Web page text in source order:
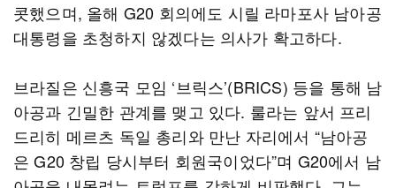
콧했으며, 올해 G20 회의에도 시릴 라마포사 남아공
대통령을 초청하지 않겠다는 의사가 확고하다.
브라질은 신흥국 모임 ‘브릭스’(BRICS) 등을 통해 남
아공과 긴밀한 관계를 맺고 있다. 룰라는 앞서 프리
드리히 메르츠 독일 총리와 만난 자리에서 “남아공
은 G20 창립 당시부터 회원국이었다”며 G20에서 남